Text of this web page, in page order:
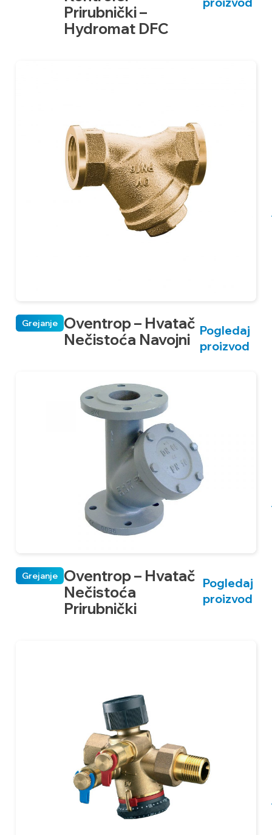
Prirubnički –
Hydromat DFC
Oventrop – Hvatač
Nečistoća Navojni
Grejanje
Pogledaj
proizvod
Oventrop – Hvatač
Nečistoća
Prirubnički
Grejanje
Pogledaj
proizvod